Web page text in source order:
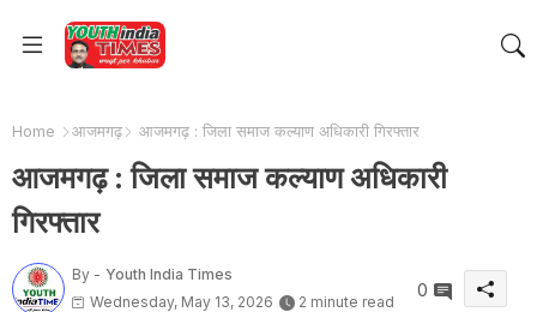
Home आजमगढ़ आजमगढ़ : जिला समाज कल्याण अधिकारी गिरफ्तार
आजमगढ़ : जिला समाज कल्याण अधिकारी
गिरफ्तार
By - Youth India Times
Wednesday, May 13, 2026
2 minute read
0